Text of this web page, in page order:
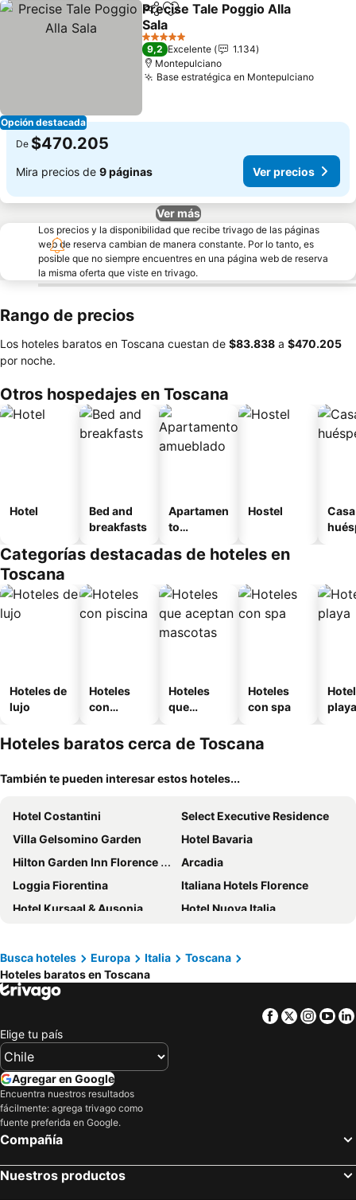
Opción destacada
CompartirAgregar a favoritos
Precise Tale Poggio Alla
Sala
Ver precios
5 Estrellas
9,2 Excelente
1.134
Montepulciano
Base estratégica en MontepulcianoVer
De $470.205
Mira precios de 9 páginas Ver precios
Ver más
Los precios y la disponibilidad que recibe trivago de las páginas
web de reserva cambian de manera constante. Por lo tanto, es
posible que no siempre encuentres en una página web de reserva
la misma oferta que viste en trivago.
Rango de precios
Los hoteles baratos en Toscana cuestan de ‎$83.838 a ‎$470.205
por noche.
Otros hospedajes en Toscana
Hotel
Bed and
breakfasts
Apartamen
to
o
Hostel
Categorías destacadas de hoteles en
Toscana
Hoteles de
lujo
Hoteles
con
Hoteles
que
mascotas
Hoteles
con spa
playa
Hoteles baratos cerca de Toscana
También te pueden interesar estos hoteles...
Hotel Costantini
Select Executive Residence
Villa Gelsomino Garden
Hotel Bavaria
Hilton Garden Inn Florence Novoli
Arcadia
Loggia Fiorentina
Italiana Hotels Florence
Hotel Kursaal & Ausonia
Hotel Nuova Italia
Palazzo Alfieri
Hotel S.Giorgio & Olimpic
Hotel Rex
UNA Hotels Vittoria Firenze
Hotel De La Ville
Strozzi Palace Hotel
Grand Hotel Baglioni
Hotel Luxor Florence
Hotel Atlantic Palace
Hotel Orto de' Medici
Hotel Desirèe
Hotel Alba Palace
Luxury B&B La Dimora Degli Angeli
Busca hoteles Europa Italia
Toscana
Hoteles baratos en Toscana
Facebook
Twitter
Elige tu país
Agregar en Google
Encuentra nuestros resultados
fácilmente: agrega trivago como
fuente preferida en Google.
Compañía
Nuestros productos